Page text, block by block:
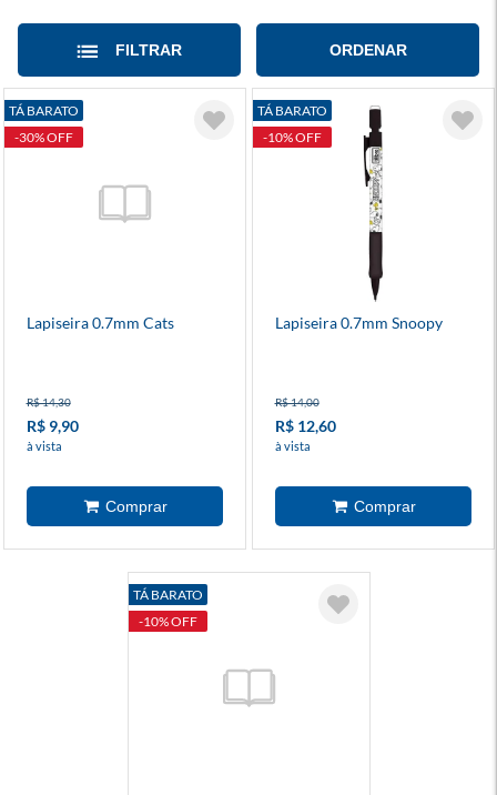
FILTRAR ORDENAR
TÁ BARATO
-30% OFF
Lapiseira 0.7mm Cats
R$ 14,30
R$ 9,90
à vista
TÁ BARATO
-10% OFF
Lapiseira 0.7mm Snoopy
R$ 14,00
R$ 12,60
à vista
TÁ BARATO
-10% OFF